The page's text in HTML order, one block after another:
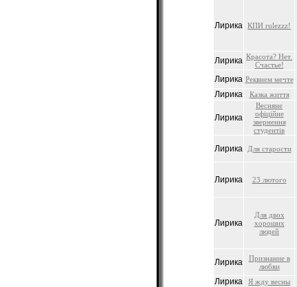
Лирика КПИ rulezzz!
Лирика Красота? Нет.
Счастье!
Лирика Реквием мечте
Лирика
Казка життя
Лирика
Весняне
офiцiйне
звернення
студентiв
Лирика Для старости
Лирика 23 лютого
Лирика
Для двох
хороших
людей
Лирика
Признание в
любви
Лирика
Я жду весны